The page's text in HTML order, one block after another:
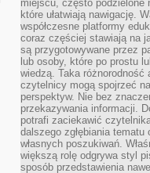
miejscu, często podzielone
które ułatwiają nawigację.
współczesne platformy
coraz częściej stawiają na
są przygotowywane przez
lub osoby, które po prostu
wiedzą. Taka różnorodność
czytelnicy mogą spojrzeć
perspektyw. Nie bez
przekazywania informacji.
potrafi zaciekawić
dalszego zgłębiania tematu
własnych poszukiwań.
większą rolę odgrywa styl
sposób przedstawienia